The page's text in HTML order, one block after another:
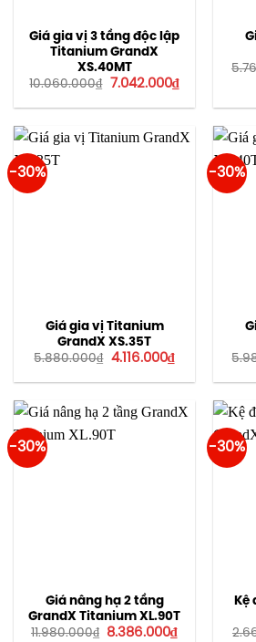
Giá gia vị 3 tầng độc lập
Titanium GrandX
XS.40MT
10.060.000₫
Giá
là:
7.042.000₫Giá
tại
7.042.000₫.
-30%
Giá gia vị Titanium
GrandX XS.35T
5.880.000₫
Giá
là:
4.116.000₫Giá
tại
4.116.000₫.
-30%
-30%
Giá nâng hạ 2 tầng
GrandX Titanium XL.90T
11.980.000₫
Giá
8.386.000₫Giá
-30%
Kệ